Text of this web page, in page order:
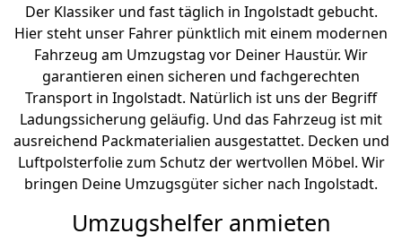
Der Klassiker und fast täglich in Ingolstadt gebucht.
Hier steht unser Fahrer pünktlich mit einem modernen
Fahrzeug am Umzugstag vor Deiner Haustür. Wir
garantieren einen sicheren und fachgerechten
Transport in Ingolstadt. Natürlich ist uns der Begriff
Ladungssicherung geläufig. Und das Fahrzeug ist mit
ausreichend Packmaterialien ausgestattet. Decken und
Luftpolsterfolie zum Schutz der wertvollen Möbel. Wir
bringen Deine Umzugsgüter sicher nach Ingolstadt.
Umzugshelfer anmieten